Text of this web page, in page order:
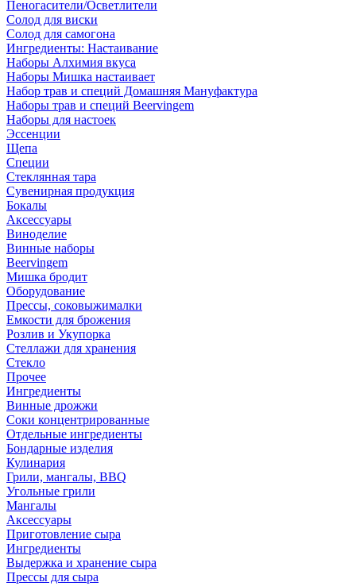
Пеногасители/Осветлители
Солод для виски
Солод для самогона
Ингредиенты: Настаивание
Наборы Алхимия вкуса
Наборы Мишка настаивает
Набор трав и специй Домашняя Мануфактура
Наборы трав и специй Beervingem
Наборы для настоек
Эссенции
Щепа
Специи
Стеклянная тара
Сувенирная продукция
Бокалы
Аксессуары
Виноделие
Винные наборы
Beervingem
Мишка бродит
Оборудование
Прессы, соковыжималки
Емкости для брожения
Розлив и Укупорка
Стеллажи для хранения
Стекло
Прочее
Ингредиенты
Винные дрожжи
Соки концентрированные
Отдельные ингредиенты
Бондарные изделия
Кулинария
Грили, мангалы, BBQ
Угольные грили
Мангалы
Аксессуары
Приготовление сыра
Ингредиенты
Выдержка и хранение сыра
Прессы для сыра